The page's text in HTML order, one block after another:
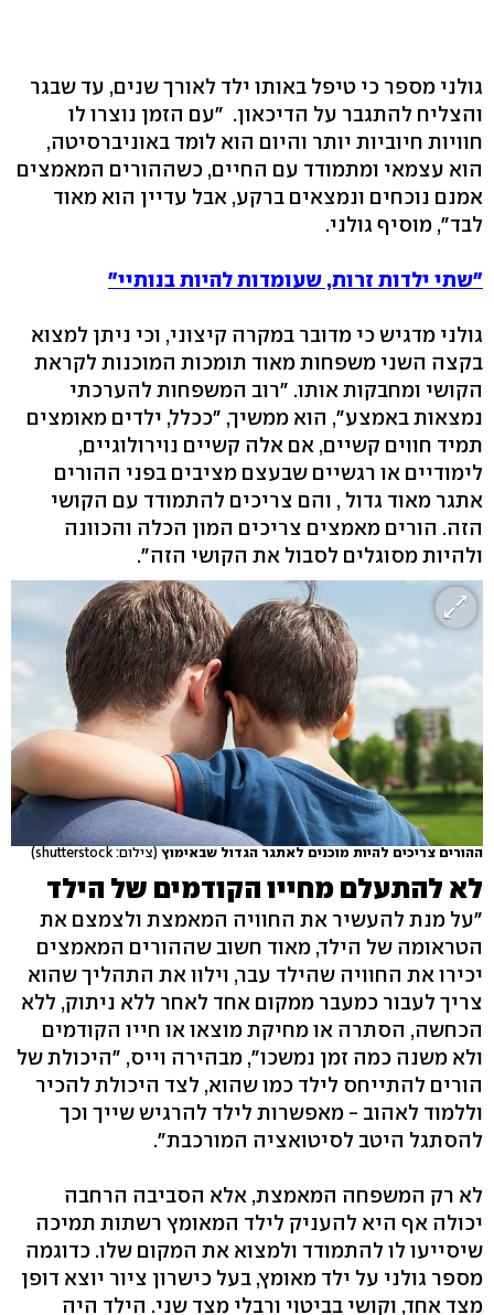
גולני מספר כי טיפל באותו ילד לאורך שנים, עד שבגר
והצליח להתגבר על הדיכאון. "עם הזמן נוצרו לו
חוויות חיוביות יותר והיום הוא לומד באוניברסיטה,
הוא עצמאי ומתמודד עם החיים, כשההורים המאמצים
אמנם נוכחים ונמצאים ברקע, אבל עדיין הוא מאוד
לבד", מוסיף גולני.
"שתי ילדות זרות, שעומדות להיות בנותיי"
גולני מדגיש כי מדובר במקרה קיצוני, וכי ניתן למצוא
בקצה השני משפחות מאוד תומכות המוכנות לקראת
הקושי ומחבקות אותו. "רוב המשפחות להערכתי
נמצאות באמצע", הוא ממשיך, "ככלל, ילדים מאומצים
תמיד חווים קשיים, אם אלה קשיים נוירולוגיים,
לימודיים או רגשיים שבעצם מציבים בפני ההורים
אתגר מאוד גדול , והם צריכים להתמודד עם הקושי
הזה. הורים מאמצים צריכים המון הכלה והכוונה
ולהיות מסוגלים לסבול את הקושי הזה".
ההורים צריכים להיות מוכנים לאתגר הגדול שבאימוץ(צילום: shutterstock)
לא להתעלם מחייו הקודמים של הילד
"על מנת להעשיר את החוויה המאמצת ולצמצם את
הטראומה של הילד, מאוד חשוב שההורים המאמצים
יכירו את החוויה שהילד עבר, וילוו את התהליך שהוא
צריך לעבור כמעבר ממקום אחד לאחר ללא ניתוק, ללא
הכחשה, הסתרה או מחיקת מוצאו או חייו הקודמים
ולא משנה כמה זמן נמשכו", מבהירה וייס, "היכולת של
הורים להתייחס לילד כמו שהוא, לצד היכולת להכיר
וללמוד לאהוב - מאפשרות לילד להרגיש שייך וכך
להסתגל היטב לסיטואציה המורכבת".
לא רק המשפחה המאמצת, אלא הסביבה הרחבה
יכולה אף היא להעניק לילד המאומץ רשתות תמיכה
שיסייעו לו להתמודד ולמצוא את המקום שלו. כדוגמה
מספר גולני על ילד מאומץ, בעל כישרון ציור יוצא דופן
מצד אחד, וקושי בביטוי ורבלי מצד שני. הילד היה